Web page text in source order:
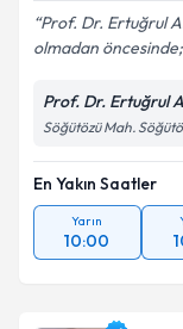
Prof. Dr. Ertuğrul
olmadan öncesinde;
Prof. Dr. Ertuğrul
Söğütözü Mah.
En Yakın Saatler
Yarın
10:00